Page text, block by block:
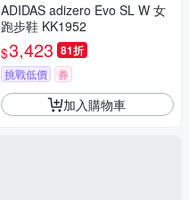
ADIDAS adizero Evo SL W 女
跑步鞋 KK1952
$3,423 81折
挑戰低價 券
加入購物車